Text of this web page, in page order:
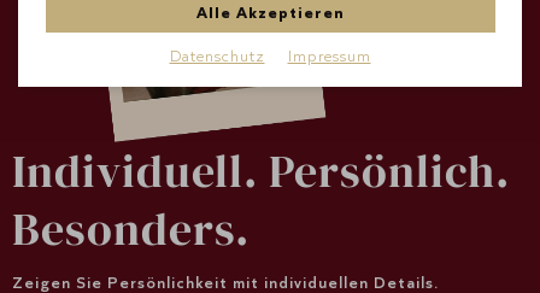
Individuell. Persönlich.
Besonders.
Zeigen Sie Persönlichkeit mit individuellen Details.
Alle Akzeptieren
Datenschutz Impressum